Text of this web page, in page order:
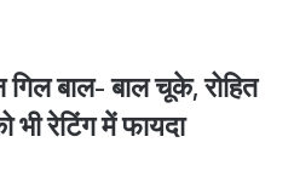
बाल- बाल चूके, रोहित
भी रेटिंग में फायदा